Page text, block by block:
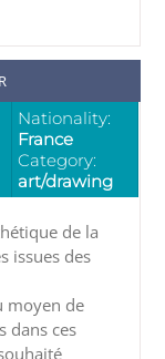
Nationality:
France
Category:
art/drawing
de la
issues des
moyen de
dans ces